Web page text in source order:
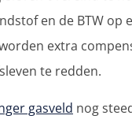
en de BTW
extra
te redden.
gasveld nog